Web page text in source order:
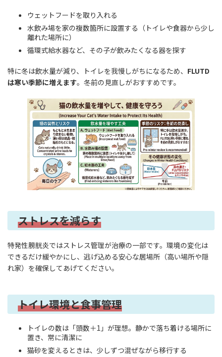
ウェットフードを取り入れる
水飲み場を家の複数箇所に設置する（トイレや食器から少し
離れた場所に）
循環式給水器など、その子が飲みたくなる器を探す
特に冬は飲水量が減り、トイレを我慢しがちになるため、 FLUTD
は寒い季節に増えます。冬前の見直しがおすすめです。
ストレスを減らす
特発性膀胱炎ではストレス管理が治療の一部です。環境の変化は
できるだけ緩やかにし、逃げ込める安心な居場所（高い場所や隠
れ家）を確保してあげてください。
トイレ環境と食事管理
トイレの数は「頭数＋1」が理想。静かで落ち着ける場所に
置き、常に清潔に
猫砂を変えるときは、少しずつ混ぜながら移行する